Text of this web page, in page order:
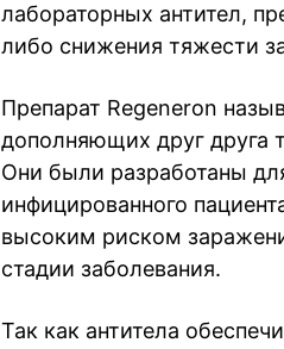
лабораторных антител,
либо снижения тяжести
Препарат Regeneron
дополняющих друг друга
Они были разработаны
инфицированного
высоким риском
стадии заболевания.
Так как антитела